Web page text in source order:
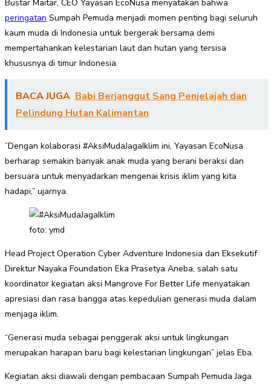
Bustar Maitar, CEO Yayasan EcoNusa menyatakan bahwa
peringatan Sumpah Pemuda menjadi momen penting bagi seluruh
kaum muda di Indonesia untuk bergerak bersama demi
mempertahankan kelestarian laut dan hutan yang tersisa
khususnya di timur Indonesia.
BACA JUGA Babi Berjanggut Sang Penjelajah dan
Pelindung Hutan Kalimantan
”Dengan kolaborasi #AksiMudaJagaIklim ini, Yayasan EcoNusa
berharap semakin banyak anak muda yang berani beraksi dan
bersuara untuk menyadarkan mengenai krisis iklim yang kita
hadapi,” ujarnya.
foto: ymd
Head Project Operation Cyber Adventure Indonesia dan Eksekutif
Direktur Nayaka Foundation Eka Prasetya Aneba, salah satu
koordinator kegiatan aksi Mangrove For Better Life menyatakan
apresiasi dan rasa bangga atas kepedulian generasi muda dalam
menjaga iklim.
“Generasi muda sebagai penggerak aksi untuk lingkungan
merupakan harapan baru bagi kelestarian lingkungan” jelas Eba.
Kegiatan aksi diawali dengan pembacaan Sumpah Pemuda Jaga